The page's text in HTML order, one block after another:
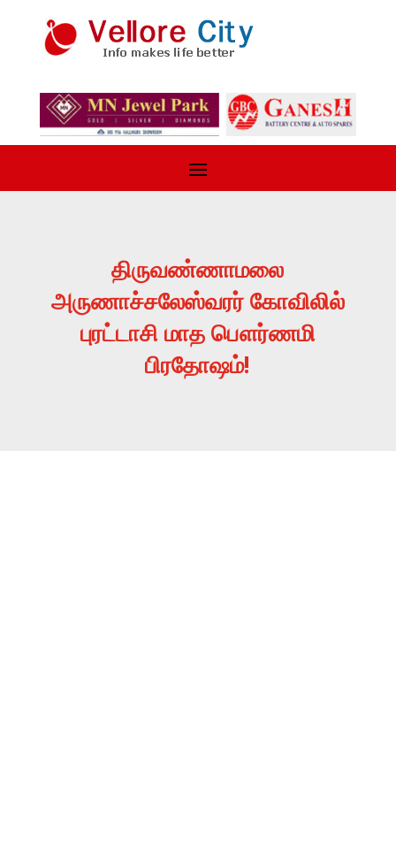
திருவண்ணாமலை
அருணாச்சலேஸ்வரர் கோவிலில்
புரட்டாசி மாத பௌர்ணமி
பிரதோஷம்!